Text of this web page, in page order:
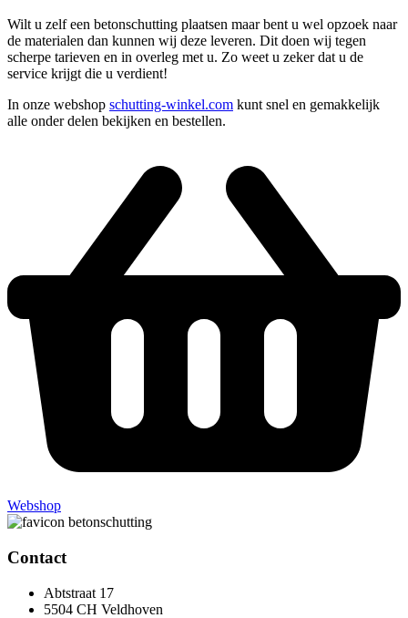
Wilt u zelf een betonschutting plaatsen maar bent u wel opzoek naar
de materialen dan kunnen wij deze leveren. Dit doen wij tegen
scherpe tarieven en in overleg met u. Zo weet u zeker dat u de
service krijgt die u verdient!
In onze webshop schutting-winkel.com kunt snel en gemakkelijk
alle onder delen bekijken en bestellen.
Webshop
Contact
Abtstraat 17
5504 CH Veldhoven